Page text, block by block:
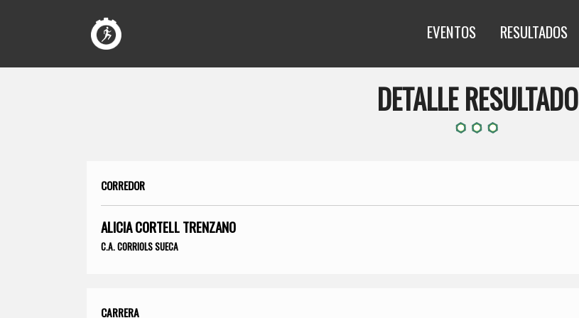
EVENTOS RESULTADOS
DETALLE RESULTADO
CORREDOR
ALICIA CORTELL TRENZANO
C.A. CORRIOLS SUECA
CARRERA